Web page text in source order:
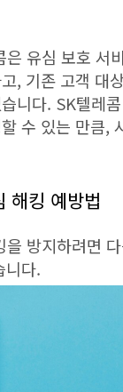
은 유심 보호 서
, 기존 고객 대
니다. SK텔레
수 있는 만큼,
해킹 예방법
방지하려면
니다.